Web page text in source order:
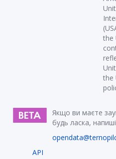
the
the
Якщо ви маєте
будь ласка,
API